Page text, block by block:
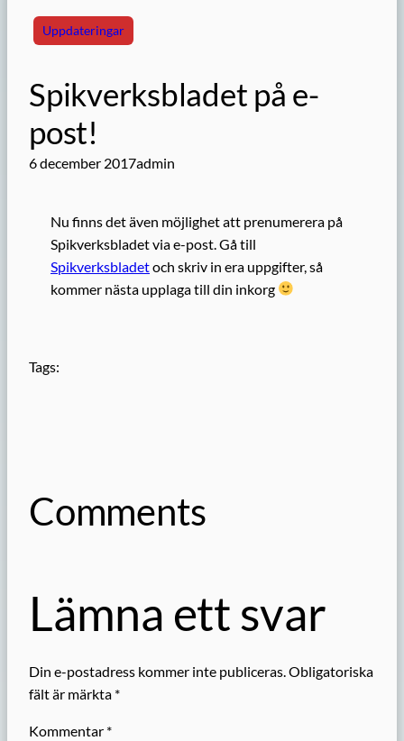
Uppdateringar
Spikverksbladet på e-
post!
6 december 2017admin
Nu finns det även möjlighet att prenumerera på
Spikverksbladet via e-post. Gå till
Spikverksbladetoch skriv in era uppgifter, så
kommer nästa upplaga till din inkorg
Tags:
Comments
Lämna ett svar
Din e-postadress kommer inte publiceras.Obligatoriska
fält är märkta *
Kommentar *